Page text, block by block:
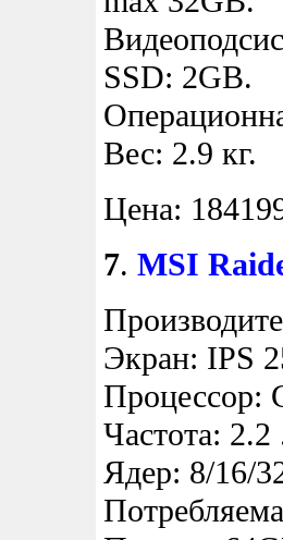
SSD: 2GB.
Вес: 2.9 кг.
Цена:
7. MSI
Экран: IPS
Процессор:
Частота:
Ядер: 8/16/